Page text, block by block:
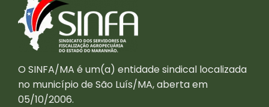
O SINFA/MA é um(a) entidade sindical localizada
no município de São Luís/MA, aberta em
05/10/2006.